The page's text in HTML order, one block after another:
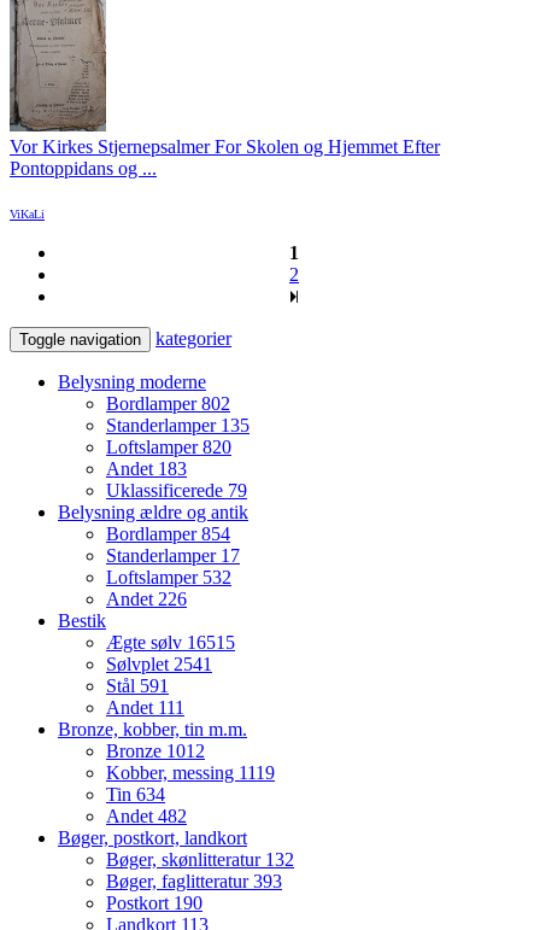
Vor Kirkes Stjernepsalmer For Skolen og Hjemmet Efter
Pontoppidans og ...
ViKaLi
1
2
Toggle navigation kategorier
Belysning moderne
Bordlamper802
Standerlamper 135
Loftslamper820
Andet 183
Uklassificerede 79
Belysning ældre og antik
Bordlamper854
Standerlamper 17
Loftslamper 532
Andet 226
Bestik
Ægte sølv 16515
Sølvplet 2541
Stål 591
Andet 111
Bronze, kobber, tin m.m.
Bronze 1012
Kobber, messing 1119
Tin 634
Andet 482
Bøger, postkort, landkort
Bøger, skønlitteratur 132
Bøger, faglitteratur393
Postkort 190
Landkort 113